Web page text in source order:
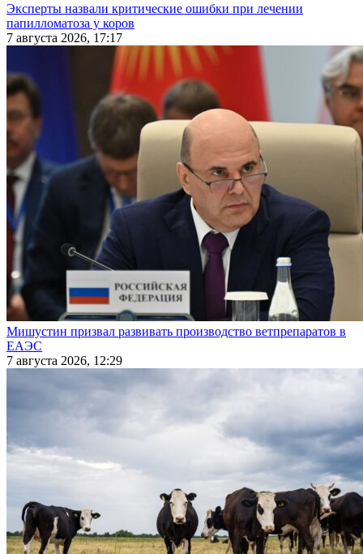
Эксперты назвали критические ошибки при лечении
папилломатоза у коров
7 августа 2026, 17:17
Мишустин призвал развивать производство ветпрепаратов в
ЕАЭС
7 августа 2026, 12:29